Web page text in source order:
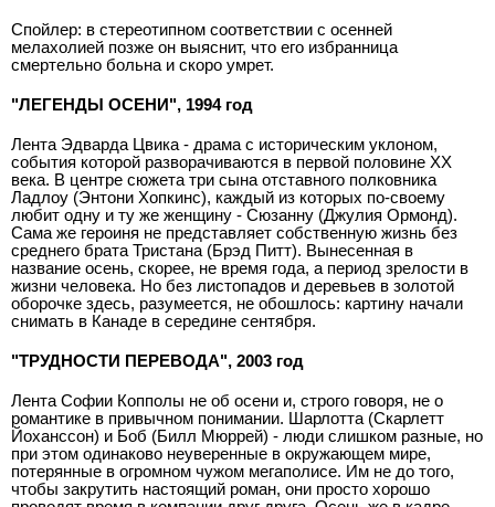
Спойлер: в стереотипном соответствии с осенней
мелахолией позже он выяснит, что его избранница
смертельно больна и скоро умрет.
"ЛЕГЕНДЫ ОСЕНИ", 1994 год
Лента Эдварда Цвика - драма с историческим уклоном,
события которой разворачиваются в первой половине XX
века. В центре сюжета три сына отставного полковника
Ладлоу (Энтони Хопкинс), каждый из которых по-своему
любит одну и ту же женщину - Сюзанну (Джулия Ормонд).
Сама же героиня не представляет собственную жизнь без
среднего брата Тристана (Брэд Питт). Вынесенная в
название осень, скорее, не время года, а период зрелости в
жизни человека. Но без листопадов и деревьев в золотой
оборочке здесь, разумеется, не обошлось: картину начали
снимать в Канаде в середине сентября.
"ТРУДНОСТИ ПЕРЕВОДА", 2003 год
Лента Софии Копполы не об осени и, строго говоря, не о
романтике в привычном понимании. Шарлотта (Скарлетт
Йоханссон) и Боб (Билл Мюррей) - люди слишком разные, но
при этом одинаково неуверенные в окружающем мире,
потерянные в огромном чужом мегаполисе. Им не до того,
чтобы закрутить настоящий роман, они просто хорошо